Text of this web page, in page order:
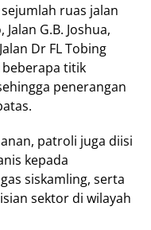
ruas jalan
G.B. Joshua,
Dr FL Tobing
beberapa titik
penerangan
patroli juga diisi
kepada
siskamling, serta
sektor di wilayah